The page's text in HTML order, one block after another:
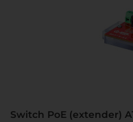
Switch PoE (extender)